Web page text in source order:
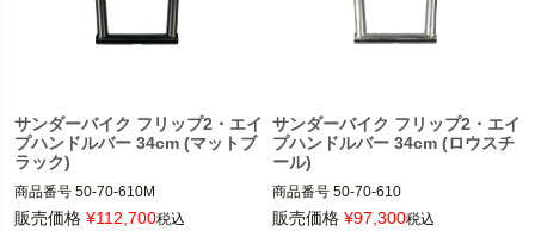
サンダーバイク フリップ2・エイ
プハンドルバー 34cm (マットブ
ラック)
商品番号 50-70-610M
販売価格 ¥112,700税込
サンダーバイク フリップ2・エイ
プハンドルバー 34cm (ロウスチ
ール)
商品番号 50-70-610
販売価格 ¥97,300税込